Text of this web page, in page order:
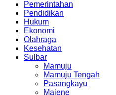
Pemerintahan
Pendidikan
Hukum
Ekonomi
Olahraga
Kesehatan
Sulbar
Mamuju
Mamuju Tengah
Pasangkayu
Majene